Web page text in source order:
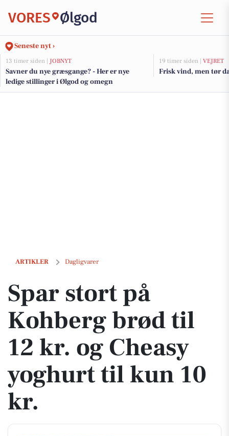
VORES Ølgod
Seneste nyt ›
13 timer siden | JOBNYT
Savner du nye græsgange? - Her er nye
ledige stillinger i Ølgod og omegn
19 timer siden | VEJRET
Frisk vind, men tør
ARTIKLER Dagligvarer
Spar stort på Kohberg brød til 12 kr. og Cheasy yoghurt til kun 10 kr.
Spar stort på
Kohberg brød til
12 kr. og Cheasy
yoghurt til kun 10
kr.